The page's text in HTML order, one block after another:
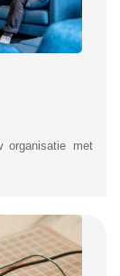
organisatie met